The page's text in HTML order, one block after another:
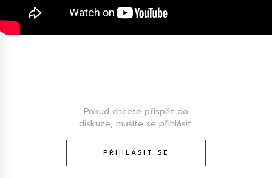
Pokud chcete přispět do
diskuze, musíte se přihlásit.
PŘIHLÁSIT SE